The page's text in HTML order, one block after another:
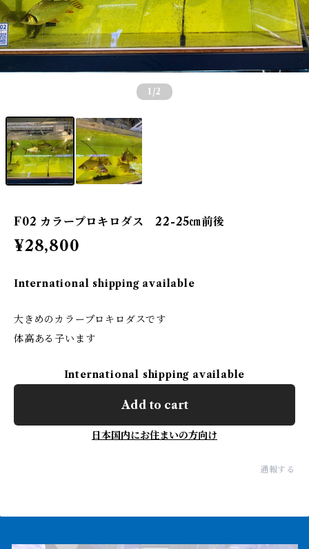
1 /2
F02 カラープロキロダス 22-25㎝前後
¥28,800
International shipping available
大きめのカラープロキロダスです
体高ある子います
International shipping available
Add to cart
日本国内にお住まいの方向け
通報する